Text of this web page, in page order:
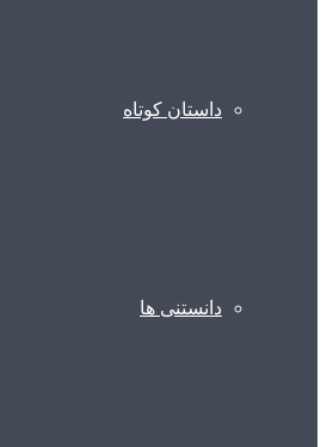
داستان کوتاه
دانستنی ها